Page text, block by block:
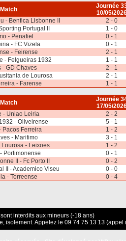
Match
Journée
10/05/
- Benfica Lisbonne II
2 - 0
Portugal II
1 - 0
- Penafiel
0 - 1
- FC Vizela
0 - 1
- Feirense
2 - 1
- Felgueiras 1932
1 - 1
- GD Chaves
2 - 1
de Lourosa
2 - 1
- Farense 1 - 1
Match
Journée
17/05/
- Uniao Leiria
2 - 2
- Oliveirense
5 - 1
Pacos Ferreira
1 - 2
- Maritimo
3 - 1
Lourosa - Leixoes
1 - 2
Portimonense
0 - 1
II - Fc Porto II
0 - 2
II - Academico Viseu
0 - 0
- Torreense 0 - 4
interdits aux mineurs (-18 ans)
isolement. Appelez le 09 74 75 13 13 (appel